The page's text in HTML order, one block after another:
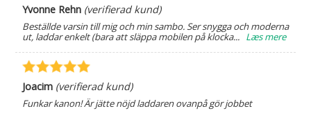
Yvonne Rehn (verifierad kund)
Beställde varsin till mig och min sambo. Ser snygga och moderna
ut, laddar enkelt (bara att släppa mobilen på klocka... Læs mere
Joacim (verifierad kund)
Funkar kanon! Är jätte nöjd laddaren ovanpå gör jobbet